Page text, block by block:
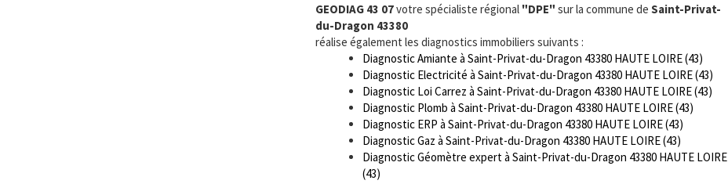
GEODIAG 43 07votre spécialiste régional "DPE" sur la commune de Saint-Privat-
du-Dragon 43380
réalise également les diagnostics immobiliers suivants :
Diagnostic Amiante à Saint-Privat-du-Dragon 43380 HAUTE LOIRE (43)
Diagnostic Electricité à Saint-Privat-du-Dragon 43380 HAUTE LOIRE (43)
Diagnostic Loi Carrez à Saint-Privat-du-Dragon 43380 HAUTE LOIRE (43)
Diagnostic Plomb à Saint-Privat-du-Dragon 43380 HAUTE LOIRE (43)
Diagnostic ERP à Saint-Privat-du-Dragon 43380 HAUTE LOIRE (43)
Diagnostic Gaz à Saint-Privat-du-Dragon 43380 HAUTE LOIRE (43)
Diagnostic Géomètre expert à Saint-Privat-du-Dragon 43380 HAUTE LOIRE
(43)